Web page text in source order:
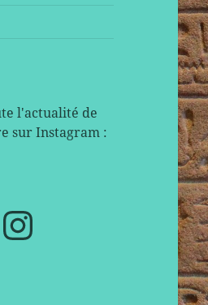
l'actualité de
sur Instagram :
Instagram